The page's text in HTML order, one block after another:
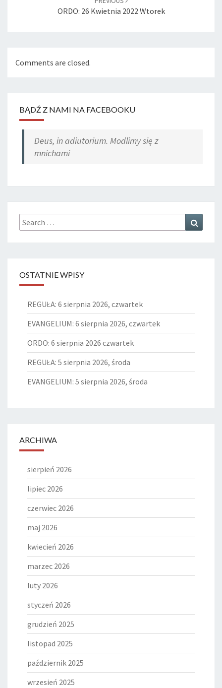
ORDO: 26 Kwietnia 2022 Wtorek
Comments are closed.
BĄDŹ Z NAMI NA FACEBOOKU
Deus, in adiutorium. Modlimy się z
mnichami
Search
for:
OSTATNIE WPISY
REGUŁA: 6 sierpnia 2026, czwartek
EVANGELIUM: 6 sierpnia 2026, czwartek
ORDO: 6 sierpnia 2026 czwartek
REGUŁA: 5 sierpnia 2026, środa
EVANGELIUM: 5 sierpnia 2026, środa
ARCHIWA
sierpień 2026
lipiec 2026
czerwiec 2026
maj 2026
kwiecień 2026
marzec 2026
luty 2026
styczeń 2026
grudzień 2025
listopad 2025
październik 2025
wrzesień 2025